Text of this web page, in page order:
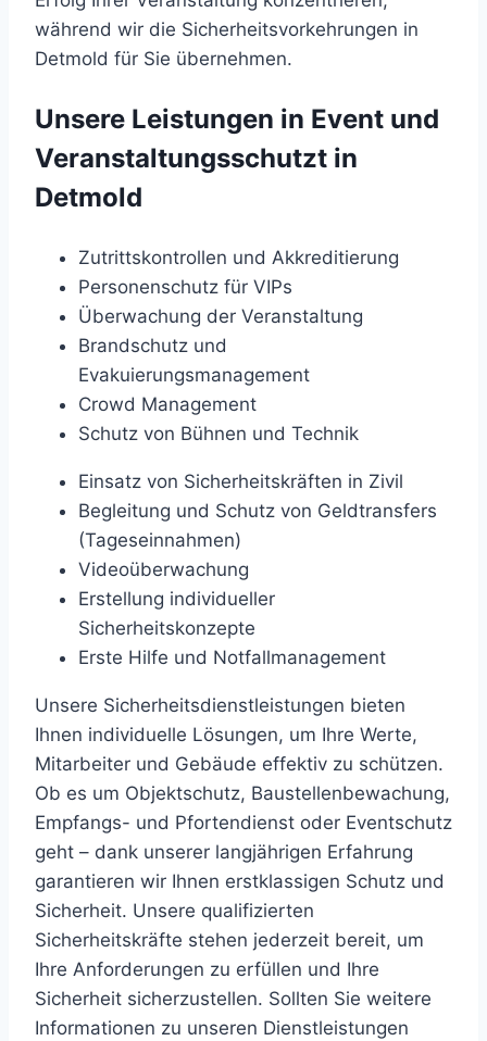
während wir die Sicherheitsvorkehrungen in
Detmold für Sie übernehmen.
Unsere Leistungen in Event und
Veranstaltungsschutzt in
Detmold
Zutrittskontrollen und Akkreditierung
Personenschutz für VIPs
Überwachung der Veranstaltung
Brandschutz und
Evakuierungsmanagement
Crowd Management
Schutz von Bühnen und Technik
Einsatz von Sicherheitskräften in Zivil
Begleitung und Schutz von Geldtransfers
(Tageseinnahmen)
Videoüberwachung
Erstellung individueller
Sicherheitskonzepte
Erste Hilfe und Notfallmanagement
Unsere Sicherheitsdienstleistungen bieten
Ihnen individuelle Lösungen, um Ihre Werte,
Mitarbeiter und Gebäude effektiv zu schützen.
Ob es um Objektschutz, Baustellenbewachung,
Empfangs- und Pfortendienst oder Eventschutz
geht – dank unserer langjährigen Erfahrung
garantieren wir Ihnen erstklassigen Schutz und
Sicherheit. Unsere qualifizierten
Sicherheitskräfte stehen jederzeit bereit, um
Ihre Anforderungen zu erfüllen und Ihre
Sicherheit sicherzustellen. Sollten Sie weitere
Informationen zu unseren Dienstleistungen